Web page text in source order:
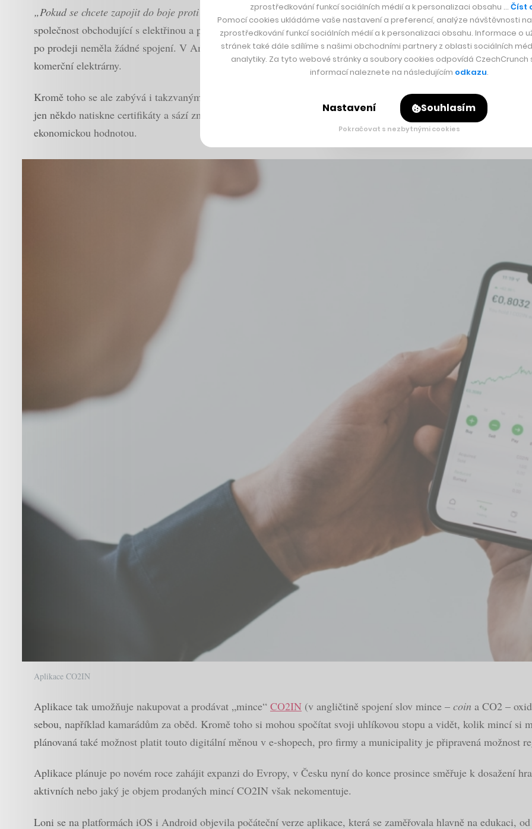
„Pokud se chcete zapojit do boje proti klimatické změně a nemáte čas měsíc sázet stromy, můžete využít právě
společnost obchodující s elektřinou a plynem Amper Market. Tu v roce 2018 koupila nedávno padláBohemia
po prodeji neměla žádné spojení. V Amper Holdingu se Palaščák věnoval dalším projektům a v průběhu let
komerční elektrárny.
Kromě toho se ale zabývá i takzvaným offsetováním, tedy snižováním či vymazáváním uhlíkové stopy. A
jen někdo natiskne certifikáty a sází zmíněné stromy nebo investuje do obnovitelných zdrojů. Se svým týmem
ekonomickou hodnotou.
Aplikace CO2IN
Aplikace tak umožňuje nakupovat a prodávat „mince“ CO2IN (v angličtině spojení slov mince – coin a CO2 –
sebou, například kamarádům za oběd. Kromě toho si mohou spočítat svoji uhlíkovou stopu a vidět, kolik mincí si
plánovaná také možnost platit touto digitální měnou v e-shopech, pro firmy a municipality je připravená možnost
Aplikace plánuje po novém roce zahájit expanzi do Evropy, v Česku nyní do konce prosince směřuje k dosažení
aktivních nebo jaký je objem prodaných mincí CO2IN však nekomentuje.
Loni se na platformách iOS i Android objevila počáteční verze aplikace, která se zaměřovala hlavně na edukaci,
zprostředkování funkcí sociálních médií a k personalizaci obsahu … Číst
Pomocí cookies ukládáme vaše nastavení a preferencí, analýze návštěvnosti
zprostředkování funkcí sociálních médií a k personalizaci obsahu. Informace o
stránek také dále sdílíme s našimi obchodními partnery z oblasti sociálních
analytiky. Za tyto webové stránky a soubory cookies odpovídá CzechCrunch
informací naleznete na následujícím odkazu.
Nastavení Souhlasím
Pokračovat s nezbytnými cookies